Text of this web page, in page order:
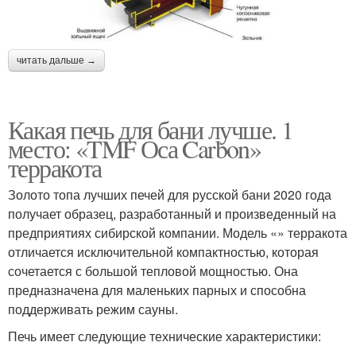
читать дальше →
Какая печь для бани лучше. 1
место: «TMF Оса Carbon»
терракота
Золото топа лучших печей для русской бани 2020 года
получает образец, разработанный и произведенный на
предприятиях сибирской компании. Модель «» терракота
отличается исключительной компактностью, которая
сочетается с большой тепловой мощностью. Она
предназначена для маленьких парных и способна
поддерживать режим сауны.
Печь имеет следующие технические характеристики: